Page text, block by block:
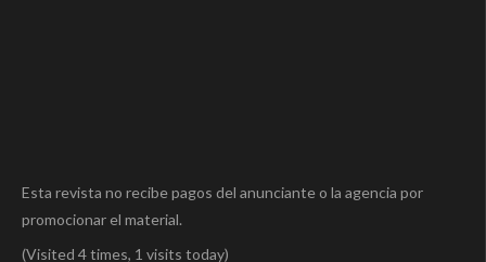
Esta revista no recibe pagos del anunciante o la agencia por
promocionar el material.
(Visited 4 times, 1 visits today)